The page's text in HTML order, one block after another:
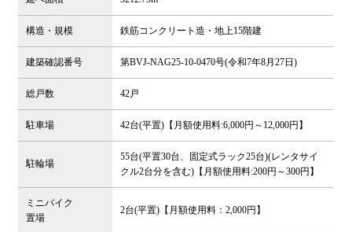
構造・規模 鉄筋コンクリート造・地上15階建
建築確認番号 第BVJ-NAG25-10-0470号(令和7年8月27日)
総戸数 42戸
駐車場 42台(平置)【月額使用料:6,000円～12,000円】
駐輪場
55台(平置30台、固定式ラック25台)(レンタサイ
クル2台分を含む)【月額使用料:200円～300円】
ミニバイク
置場
2台(平置)【月額使用料：2,000円】